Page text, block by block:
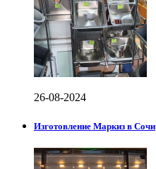
26-08-2024
Изготовление Маркиз в Сочи